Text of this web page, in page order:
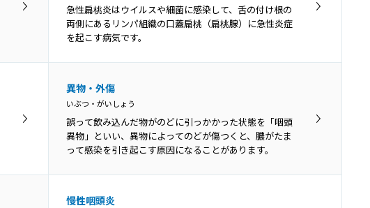
急性扁桃炎はウイルスや細菌に感染して、舌の付け根の
両側にあるリンパ組織の口蓋扁桃（扁桃腺）に急性炎症
を起こす病気です。
異物・外傷
いぶつ・がいしょう
誤って飲み込んだ物がのどに引っかかった状態を「咽頭
異物」といい、異物によってのどが傷つくと、膿がたま
って感染を引き起こす原因になることがあります。
慢性咽頭炎